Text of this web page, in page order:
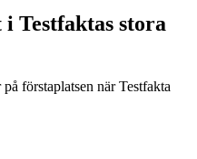
Testfaktas stora
förstaplatsen när Testfakta